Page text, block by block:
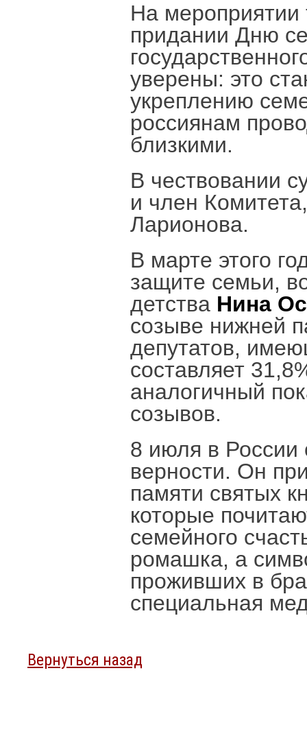
На мероприятии
придании Дню
уверены: это
укреплению
россиянам
близкими.
В чествовании
и член
Ларионова.
В марте этого
защите семьи,
детства Нина
созыве нижней
депутатов,
составляет
аналогичный
созывов.
8 июля в
верности. Он
памяти святых
которые
семейного
ромашка, а
проживших в
специальная
Вернуться назад